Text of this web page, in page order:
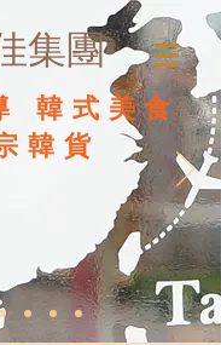
集團
韓式美食
韓貨